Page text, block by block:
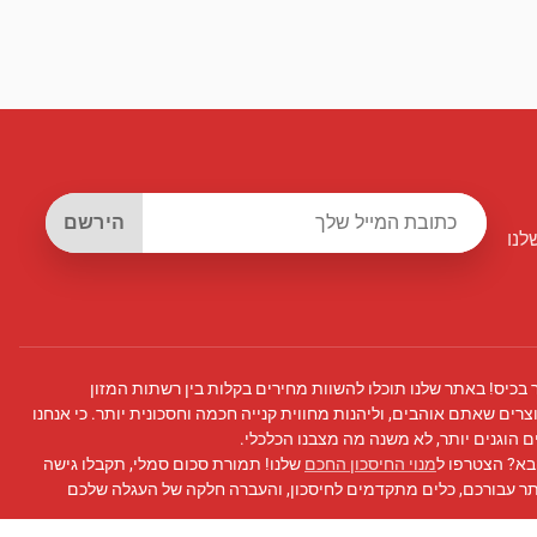
הירשם
בכיס! באתר שלנו תוכלו להשוות מחירים בקלות בין רשתות המזון
שאתם אוהבים, וליהנות מחווית קנייה חכמה וחסכונית יותר. כי אנחנו
הוגנים יותר, לא משנה מה מצבנו הכלכלי.
הצטרפו למנוי החיסכון החכם שלנו! תמורת סכום סמלי, תקבלו גישה
עבורכם, כלים מתקדמים לחיסכון, והעברה חלקה של העגלה שלכם